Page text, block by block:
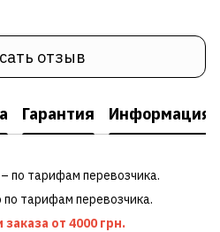
отзыв
Гарантия Информация
по тарифам перевозчика.
тарифам перевозчика.
от 4000 грн.